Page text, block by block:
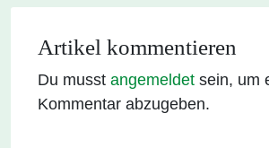
Artikel kommentieren
Du musst angemeldet sein, um
Kommentar abzugeben.